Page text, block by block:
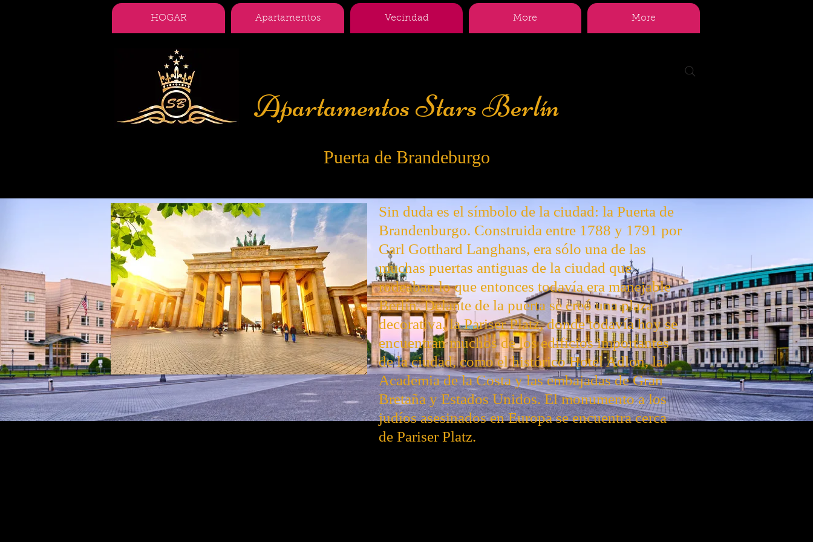
HOGAR Apartamentos Vecindad More More
Apartamentos Stars Berlín
Puerta de Brandeburgo
Sin duda es el símbolo de la ciudad: la Puerta de
Brandenburgo. Construida entre 1788 y 1791 por
Carl Gotthard Langhans, era sólo una de las
muchas puertas antiguas de la ciudad que
rodeaban lo que entonces todavía era manejable
Berlín. Delante de la puerta se creó una plaza
decorativa, la Pariser Platz, donde todavía hoy se
encuentran muchos de los edificios importantes
de la ciudad, como el histórico Hotel Adlon, la
Academia de la Costa y las embajadas de Gran
Bretaña y Estados Unidos. El monumento a los
judíos asesinados en Europa se encuentra cerca
de Pariser Platz.